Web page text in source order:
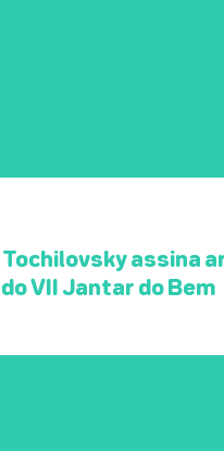
assina
VII Jantar do Bem